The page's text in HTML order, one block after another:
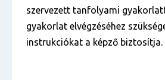
szervezett tanfolyami
gyakorlat elvégzéséhez
instrukciókat a képző biztosítja.